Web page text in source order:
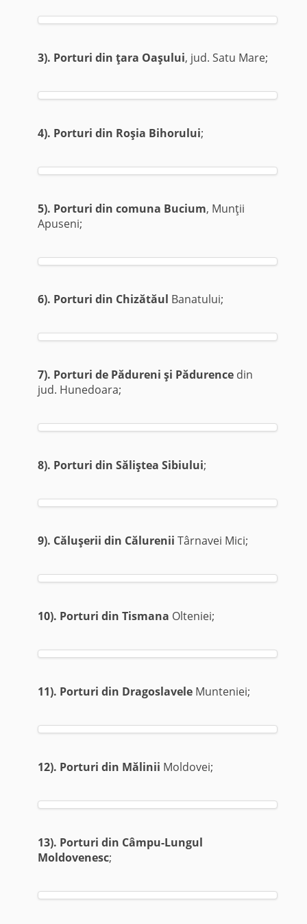
3). Porturi din ţara Oaşu­lui, jud. Satu Mare;
4). Porturi din Roşia Bihorului;
5). Porturi din comuna Bucium, Munţii
Apuseni;
6). Porturi din Chizătăul Banatului;
7). Porturi de Pădureni şi Pădurencedin
jud. Hunedoara;
8). Porturi din Săliştea Sibiului;
9). Căluşerii din Călurenii Târnavei Mici;
10). Porturi din Tismana Olteniei;
11). Porturi din DragoslaveleMunteniei;
12). Porturi din Mălinii Moldovei;
13). Porturi din Câmpu-Lungul
Moldovenesc;